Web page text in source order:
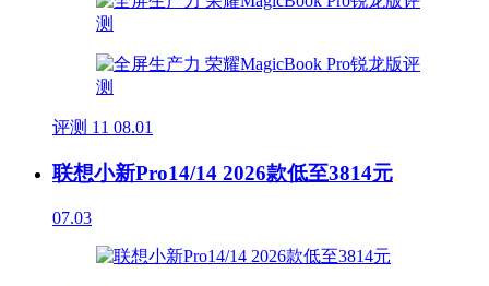
评测 11 08.01
联想小新Pro14/14 2026款低至3814元
07.03